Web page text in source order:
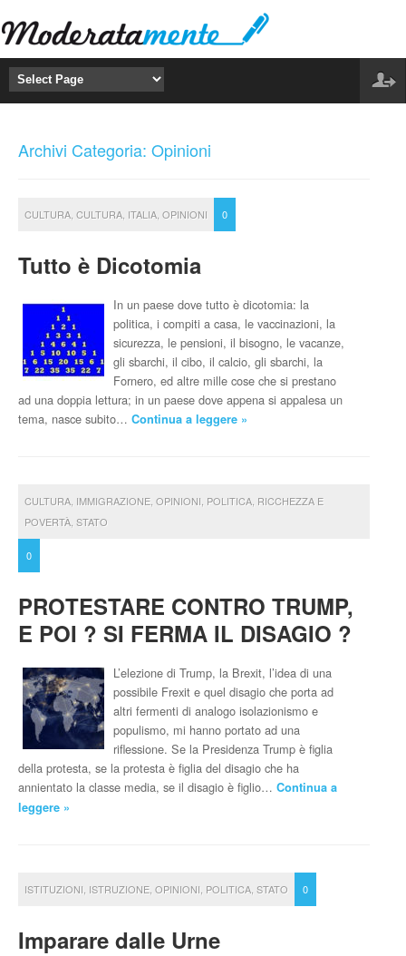
Archivi Categoria: Opinioni
CULTURA CULTURA ITALIA OPINIONI 0
Tutto è Dicotomia
In un paese dove tutto è dicotomia: la
politica, i compiti a casa, le vaccinazioni, la
sicurezza, le pensioni, il bisogno, le vacanze,
gli sbarchi, il cibo, il calcio, gli sbarchi, la
Fornero, ed altre mille cose che si prestano
ad una doppia lettura; in un paese dove appena si appalesa un
tema, nasce subito… Continua a leggere »
CULTURA IMMIGRAZIONE OPINIONI POLITICA RICCHEZZA E
POVERTÀ STATO
0
PROTESTARE CONTRO TRUMP,
E POI ? SI FERMA IL DISAGIO ?
L’elezione di Trump, la Brexit, l’idea di una
possibile Frexit e quel disagio che porta ad
altri fermenti di analogo isolazionismo e
populismo, mi hanno portato ad una
riflessione. Se la Presidenza Trump è figlia
della protesta, se la protesta è figlia del disagio che ha
annientato la classe media, se il disagio è figlio… Continua a
leggere »
ISTITUZIONI ISTRUZIONE OPINIONI POLITICA STATO 0
Imparare dalle Urne